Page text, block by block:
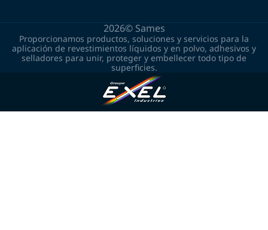
2026© Sames
Proporcionamos productos, soluciones y servicios para la
aplicación de revestimientos líquidos y en polvo, adhesivos y
selladores para unir, proteger y embellecer todo tipo de
superficies.